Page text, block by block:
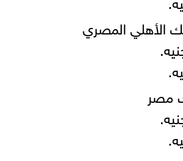
الأهلي المصري
مصر